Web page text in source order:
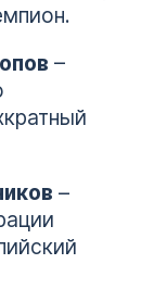
–
–